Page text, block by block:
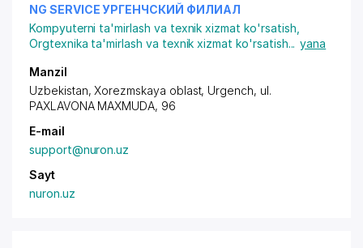
NG SERVICE УРГЕНЧСКИЙ ФИЛИАЛ
Kompyuterni ta'mirlash va texnik xizmat ko'rsatish
Orgtexnika ta'mirlash va texnik xizmat ko'rsatish... yana
Manzil
Uzbekistan, Xorezmskaya oblast, Urgench, ul.
PAXLAVONA MAXMUDA, 96
E-mail
support@nuron.uz
Sayt
nuron.uz